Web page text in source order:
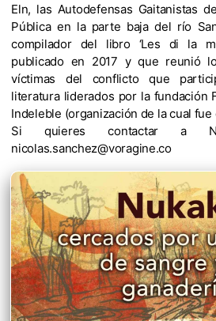
Eln, las Autodefensas Gaitanistas
Pública en la parte baja del río
compilador del libro ‘Les di la
publicado en 2017 y que reunió
víctimas del conflicto que
literatura liderados por la fundación
Indeleble (organización de la cual
Si quieres contactar a
nicolas.sanchez@voragine.co